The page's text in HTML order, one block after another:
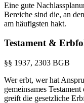
Eine gute
Bereiche sind die, an
am häufigsten hakt.
Testament &
§§ 1937, 2303 BGB
Wer erbt, wer hat
gemeinsames
greift die gesetzliche